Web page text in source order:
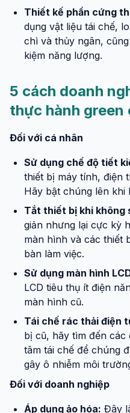
Thiết kế phần cứng
dụng vật liệu tái chế,
chì và thủy ngân,
kiệm năng lượng.
5 cách doanh
thực hành green
Đối với cá nhân
Sử dụng chế độ tiết
thiết bị máy tính, điện
Hãy bật chúng lên khi
Tắt thiết bị khi không
giản nhưng lại cực kỳ
màn hình và các thiết
bàn làm việc.
Sử dụng màn hình
LCD tiêu thụ ít điện
màn hình cũ.
Tái chế rác thải điện
bị cũ, hãy tìm đến
tâm tái chế để chúng
gây ô nhiễm môi
Đối với doanh nghiệp
Áp dụng ảo hóa: Đây